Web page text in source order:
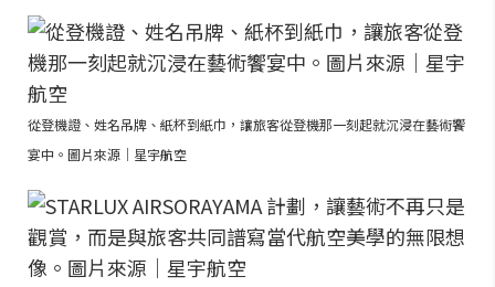
從登機證、姓名吊牌、紙杯到紙巾，讓旅客從登機那一刻起就沉浸在藝術饗
宴中。圖片來源｜星宇航空